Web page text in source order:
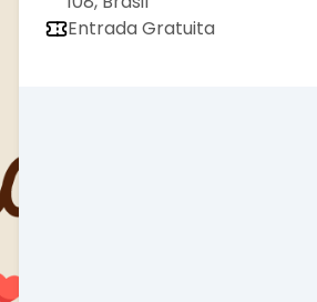
Entrada Gratuita